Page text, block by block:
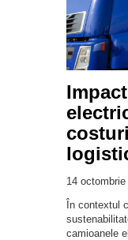
14 octombrie
În contextul
camioanele